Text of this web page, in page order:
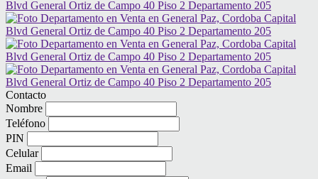
Contacto
Nombre
Teléfono
PIN
Celular
Email